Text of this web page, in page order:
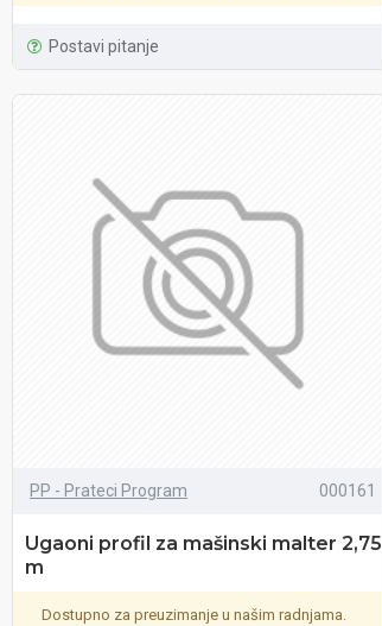
Postavi pitanje
PP - Prateci Program 000161
Ugaoni profil za mašinski malter 2,75
m
Dostupno za preuzimanje u našim radnjama.